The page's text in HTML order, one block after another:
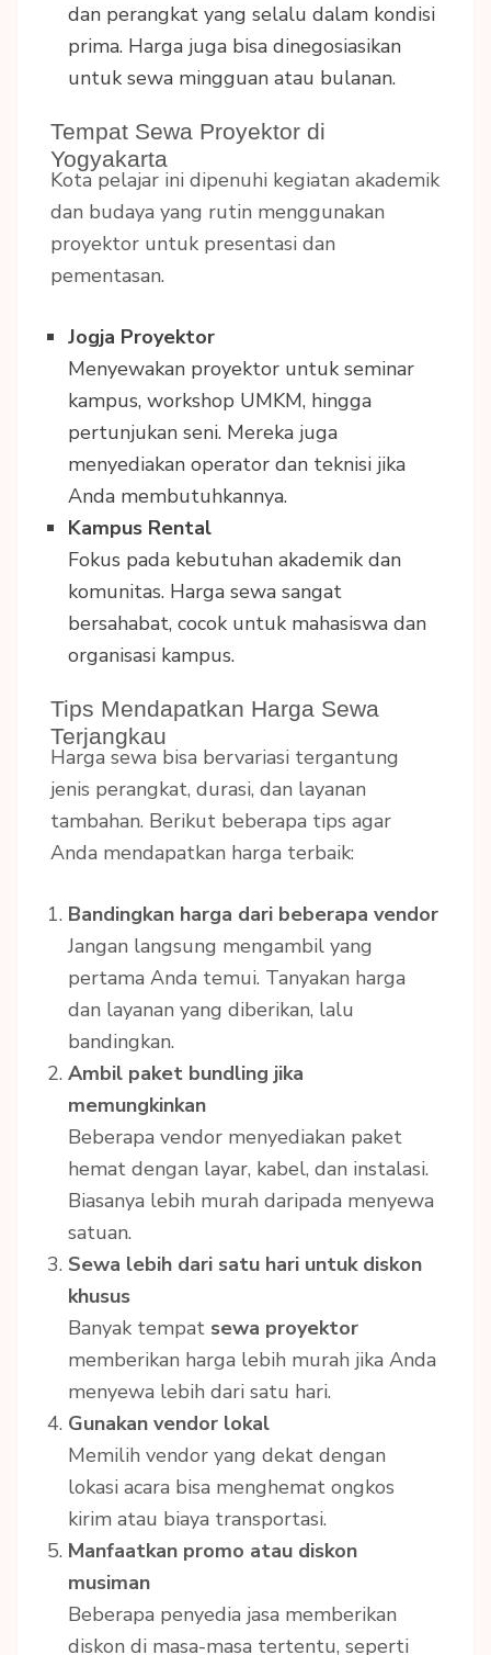
dan perangkat yang selalu dalam kondisi
prima. Harga juga bisa dinegosiasikan
untuk sewa mingguan atau bulanan.
Tempat Sewa Proyektor di
Yogyakarta
Kota pelajar ini dipenuhi kegiatan akademik
dan budaya yang rutin menggunakan
proyektor untuk presentasi dan
pementasan.
Jogja Proyektor
Menyewakan proyektor untuk seminar
kampus, workshop UMKM, hingga
pertunjukan seni. Mereka juga
menyediakan operator dan teknisi jika
Anda membutuhkannya.
Kampus Rental
Fokus pada kebutuhan akademik dan
komunitas. Harga sewa sangat
bersahabat, cocok untuk mahasiswa dan
organisasi kampus.
Tips Mendapatkan Harga Sewa
Terjangkau
Harga sewa bisa bervariasi tergantung
jenis perangkat, durasi, dan layanan
tambahan. Berikut beberapa tips agar
Anda mendapatkan harga terbaik:
Bandingkan harga dari beberapa vendor
Jangan langsung mengambil yang
pertama Anda temui. Tanyakan harga
dan layanan yang diberikan, lalu
bandingkan.
Ambil paket bundling jika
memungkinkan
Beberapa vendor menyediakan paket
hemat dengan layar, kabel, dan instalasi.
Biasanya lebih murah daripada menyewa
satuan.
Sewa lebih dari satu hari untuk diskon
khusus
Banyak tempat sewa proyektor
memberikan harga lebih murah jika Anda
menyewa lebih dari satu hari.
Gunakan vendor lokal
Memilih vendor yang dekat dengan
lokasi acara bisa menghemat ongkos
kirim atau biaya transportasi.
Manfaatkan promo atau diskon
musiman
Beberapa penyedia jasa memberikan
diskon di masa-masa tertentu, seperti